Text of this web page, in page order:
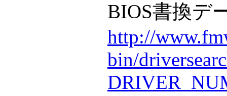
BIOS書換デ
http://
bin/